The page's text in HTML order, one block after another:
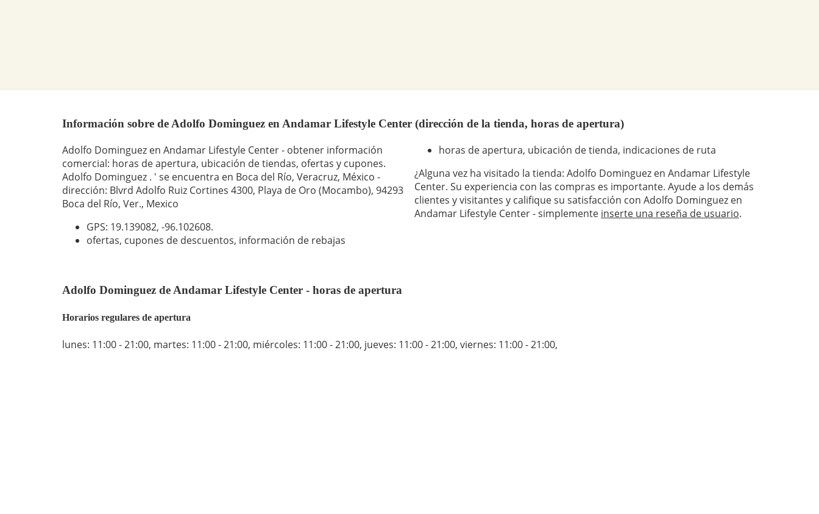
Información sobre de Adolfo Dominguez en Andamar Lifestyle Center (dirección de la tienda, horas de apertura)
Adolfo Dominguez en Andamar Lifestyle Center - obtener información
comercial: horas de apertura, ubicación de tiendas, ofertas y cupones.
Adolfo Dominguez . ' se encuentra en Boca del Río, Veracruz, México -
dirección: Blvrd Adolfo Ruiz Cortines 4300, Playa de Oro (Mocambo), 94293
Boca del Río, Ver., Mexico
GPS: 19.139082, -96.102608.
ofertas, cupones de descuentos, información de rebajas
horas de apertura, ubicación de tienda, indicaciones de ruta
¿Alguna vez ha visitado la tienda: Adolfo Dominguez en Andamar Lifestyle
Center. Su experiencia con las compras es importante. Ayude a los demás
clientes y visitantes y califique su satisfacción con Adolfo Dominguez en
Andamar Lifestyle Center - simplemente inserte una reseña de usuario.
Adolfo Dominguez de Andamar Lifestyle Center - horas de apertura
Horarios regulares de apertura
lunes: 11:00 - 21:00, martes: 11:00 - 21:00, miércoles: 11:00 - 21:00, jueves: 11:00 - 21:00, viernes: 11:00 - 21:00,